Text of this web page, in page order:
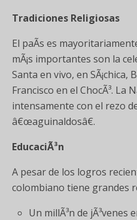
Tradiciones Religiosas
El paÃ­s es
mÃ¡s importantes son la
Santa en vivo, en SÃ¡chica,
Francisco en el ChocÃ³. La
intensamente con el rezo
â€œaguinaldosâ€.
EducaciÃ³n
A pesar de los logros
colombiano tiene grandes
Un millÃ³n de jÃ³venes